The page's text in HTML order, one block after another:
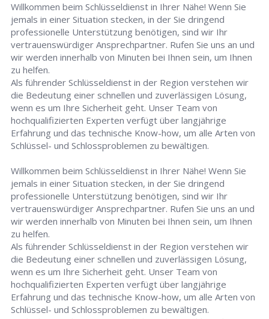
Willkommen beim Schlüsseldienst in Ihrer Nähe! Wenn Sie
jemals in einer Situation stecken, in der Sie dringend
professionelle Unterstützung benötigen, sind wir Ihr
vertrauenswürdiger Ansprechpartner. Rufen Sie uns an und
wir werden innerhalb von Minuten bei Ihnen sein, um Ihnen
zu helfen.
Als führender Schlüsseldienst in der Region verstehen wir
die Bedeutung einer schnellen und zuverlässigen Lösung,
wenn es um Ihre Sicherheit geht. Unser Team von
hochqualifizierten Experten verfügt über langjährige
Erfahrung und das technische Know-how, um alle Arten von
Schlüssel- und Schlossproblemen zu bewältigen.
Willkommen beim Schlüsseldienst in Ihrer Nähe! Wenn Sie
jemals in einer Situation stecken, in der Sie dringend
professionelle Unterstützung benötigen, sind wir Ihr
vertrauenswürdiger Ansprechpartner. Rufen Sie uns an und
wir werden innerhalb von Minuten bei Ihnen sein, um Ihnen
zu helfen.
Als führender Schlüsseldienst in der Region verstehen wir
die Bedeutung einer schnellen und zuverlässigen Lösung,
wenn es um Ihre Sicherheit geht. Unser Team von
hochqualifizierten Experten verfügt über langjährige
Erfahrung und das technische Know-how, um alle Arten von
Schlüssel- und Schlossproblemen zu bewältigen.